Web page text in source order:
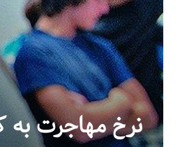
نرخ مهاجرت به